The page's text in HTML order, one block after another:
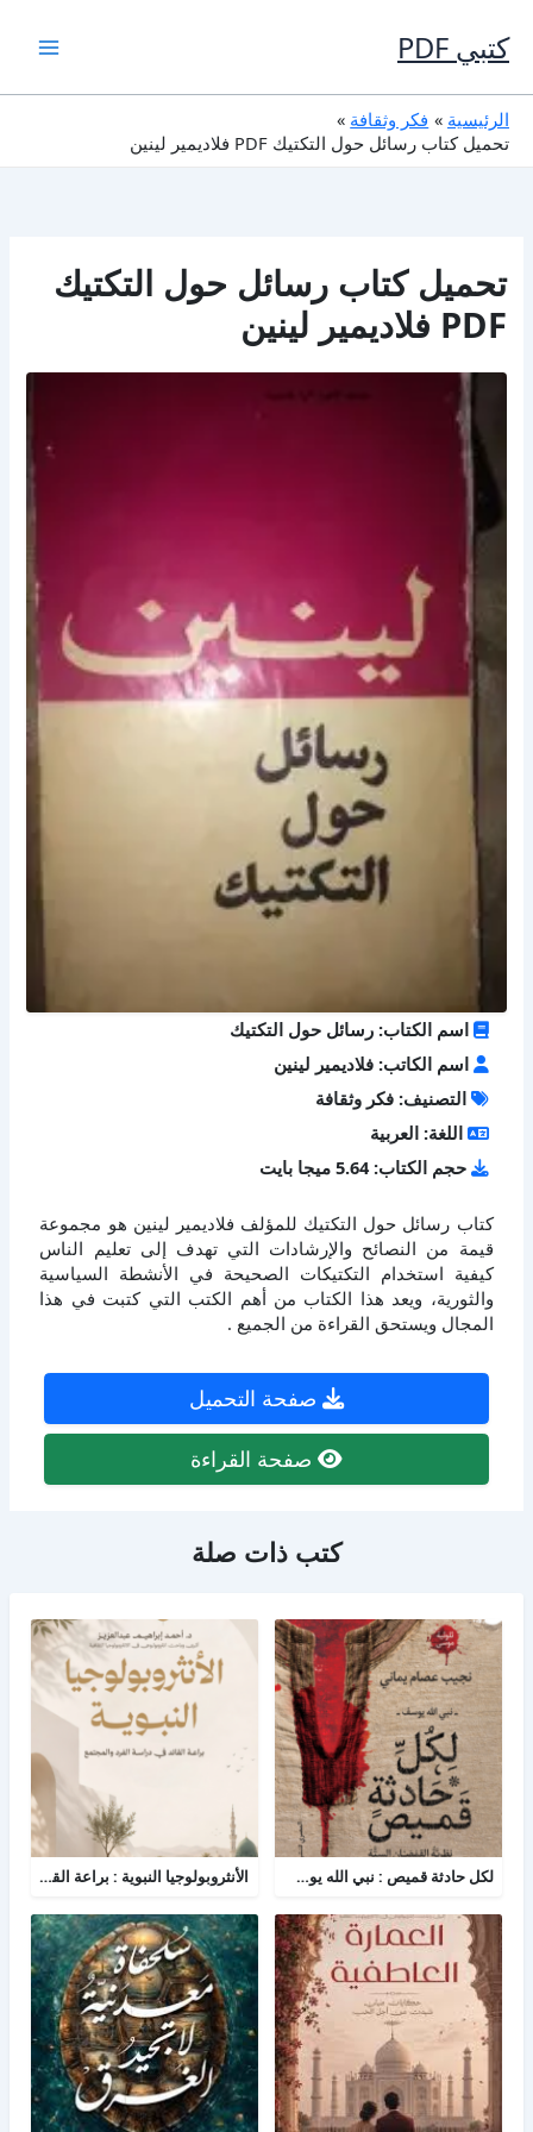
إلى
المحتوى
كتبي PDF
الرئيسية
فكر وثقافة
تحميل كتاب رسائل حول التكتيك PDF فلاديمير لينين
تحميل كتاب رسائل حول التكتيك
PDF فلاديمير لينين
اسم الكتاب: رسائل حول التكتيك
اسم الكاتب: فلاديمير لينين
التصنيف: فكر وثقافة
اللغة: العربية
حجم الكتاب: 5.64 ميجا بايت
كتاب رسائل حول التكتيك للمؤلف فلاديمير لينين هو مجموعة
قيمة من النصائح والإرشادات التي تهدف إلى تعليم الناس
كيفية استخدام التكتيكات الصحيحة في الأنشطة السياسية
والثورية، ويعد هذا الكتاب من أهم الكتب التي كتبت في هذا
المجال ويستحق القراءة من الجميع .
صفحة التحميل
صفحة القراءة
كتب ذات صلة
لكل حادثة قميص : نبي الله يوسف - نظرية القمصان الستة في قراءة القصة القرآنية الأنثروبولوجيا النبوية : براعة القائد في دراسة الفرد والمجتمع